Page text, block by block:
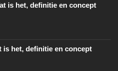
is het, definitie en concept
is het, definitie en concept